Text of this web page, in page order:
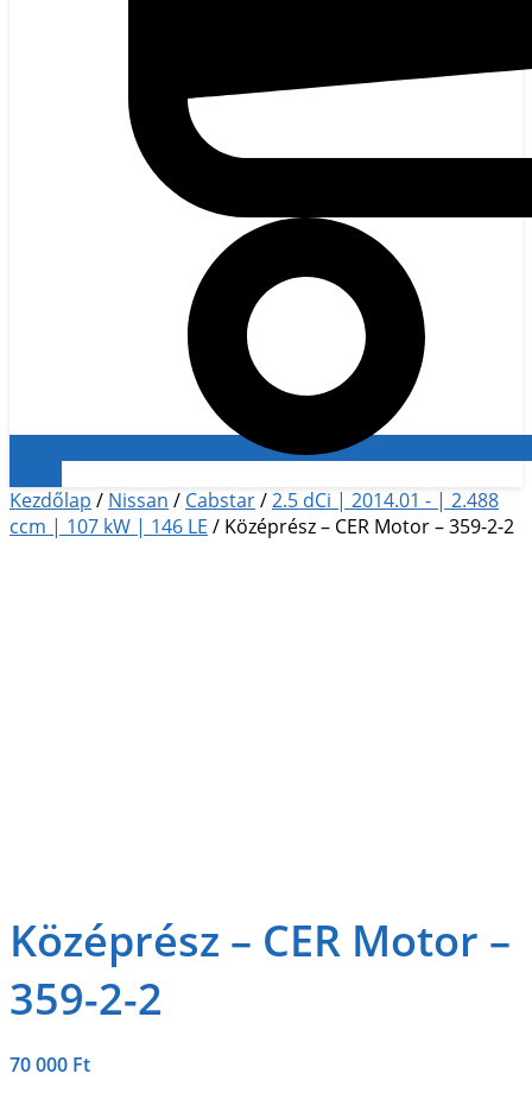
Kezdőlap / Nissan / Cabstar/2.5 dCi | 2014.01 - | 2.488
ccm | 107 kW | 146 LE / Középrész – CER Motor – 359-2-2
Középrész – CER Motor –
359-2-2
70 000 Ft